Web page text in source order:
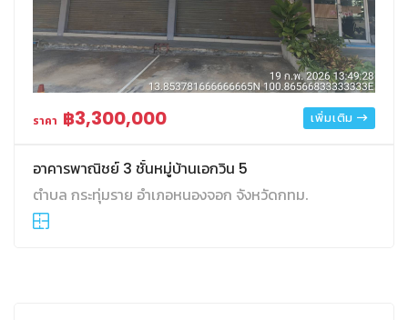
ราคา ฿3,300,000 เพิ่มเติม
อาคารพาณิชย์ 3 ชั้นหมู่บ้านเอกวิน 5
ตำบล กระทุ่มราย อำเภอหนองจอก จังหวัดกทม.